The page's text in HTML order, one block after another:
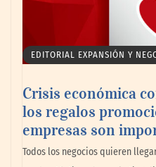
La omnicanalidad
planear viajes en
EDITORIAL EXPANSIÓN Y
Crisis económica
los regalos
empresas son
Todos los negocios quieren